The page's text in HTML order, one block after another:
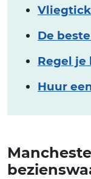
De
Regel je
Huur